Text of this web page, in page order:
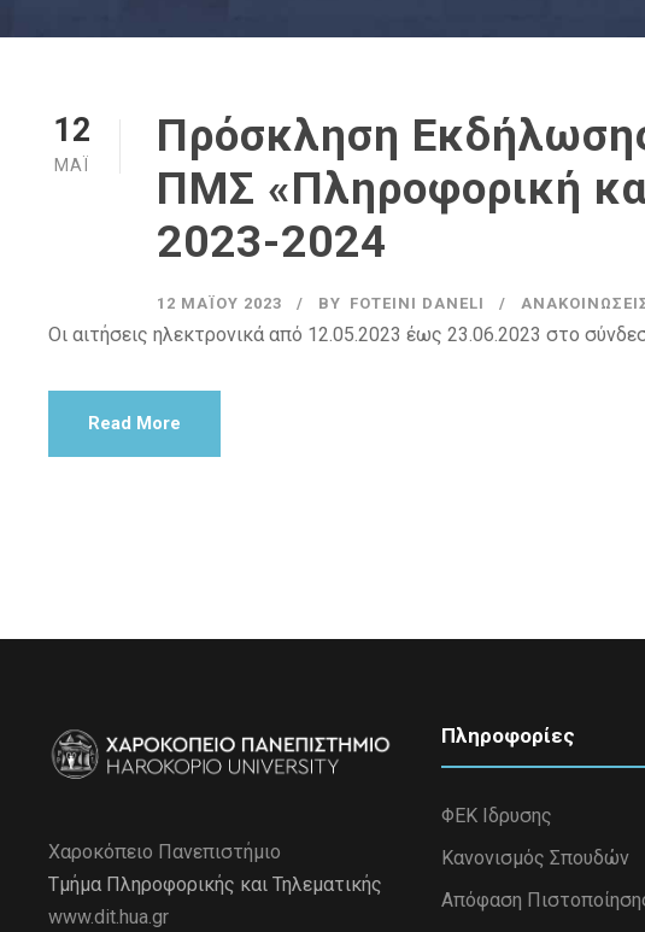
12
ΜΆΙ
Πρόσκληση
ΠΜΣ «Πληροφορική
2023-2024
12 ΜΑΪ́ΟΥ 2023 BY FOTEINI DANELI
Οι αιτήσεις ηλεκτρονικά από 12.05.2023 έως 23.06.2023 στο
Read More
Χαροκόπειο Πανεπιστήμιο
Τμήμα Πληροφορικής και Τηλεματικής
www.dit.hua.gr
Πληροφορίες
ΦΕΚ Ιδρυσης
Κανονισμός Σπουδών
Απόφαση